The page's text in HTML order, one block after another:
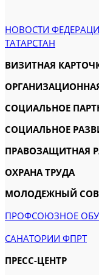
НОВОСТИ
ТАТАРСТАН
ВИЗИТНАЯ
СОЦИАЛЬНОЕ
СОЦИАЛЬНОЕ
ПРАВОЗАЩИТНАЯ
ОХРАНА ТРУДА
МОЛОДЕЖНЫЙ
ПРОФСОЮЗНОЕ
САНАТОРИИ ФПРТ
ПРЕСС-ЦЕНТР